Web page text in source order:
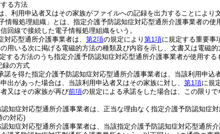
る方法
、利用申込者又はその家族がファイルへの記録を出力することにより
情報処理組織」とは、指定介護予防認知症対応型通所介護事業者の
回線で接続した電子情報処理組織をいう。
対応型通所介護事業者は、 第2項の規定により第1項に規定する重要事
用いる次に掲げる電磁的方法の種類及び内容を示し、文書又は電磁的
する方法のうち指定介護予防認知症対応型通所介護事業者が使用する
録の方式
諾を得た指定介護予防認知症対応型通所介護事業者は、当該利用申
出があった場合は、当該利用申込者又はその家族に対し、 第1項に規
又はその家族が再び前項の規定による承諾をした場合は、この限りで
知症対応型通所介護事業者は、正当な理由なく指定介護予防認知症
の対応)
知症対応型通所介護事業者は、当該指定介護予防認知症対応型通所